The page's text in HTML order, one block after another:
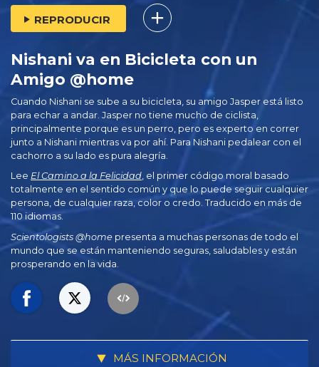
REPRODUCIR
Nishani va en Bicicleta con un
Amigo @home
Cuando Nishani se sube a su bicicleta, su amigo Jasper está listo
para echar a andar. Jasper no tiene mucho de ciclista,
principalmente porque es un perro, pero es experto en correr
junto a Nishani mientras va por ahí. Para Nishani pedalear con el
cachorro a su lado es pura alegría.
Lee El Camino a la Felicidad, el primer código moral basado
totalmente en el sentido común y que lo puede seguir cualquier
persona, de cualquier raza, color o credo. Traducido en más de
110 idiomas.
Scientologists @home presenta a muchas personas de todo el
mundo que se están manteniendo seguras, saludables y están
prosperando en la vida.
MÁS INFORMACIÓN